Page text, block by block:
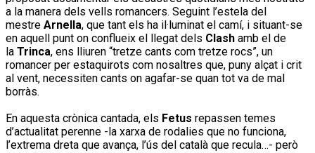
a la manera dels vells romancers. Seguint l’estela del
mestre Arnella, que tant els ha il·luminat el camí, i situant-se
en aquell punt on conflueix el llegat dels Clash amb el de
la Trinca, ens lliuren “tretze cants com tretze rocs”, un
romancer per estaquirots com nosaltres que, puny alçat i crit
al vent, necessiten cants on agafar-se quan tot va de mal
borràs.
En aquesta crònica cantada, els Fetus repassen temes
d’actualitat perenne -la xarxa de rodalies que no funciona,
l’extrema dreta que avança, l’ús del català que recula…- però